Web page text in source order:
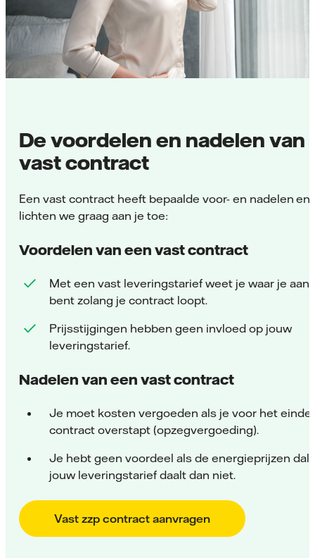
De voordelen en nadelen van
vast contract
Een vast contract heeft bepaalde voor- en nadelen en
lichten we graag aan je toe:
Voordelen van een vast contract
Met een vast leveringstarief weet je waar je aan
bent zolang je contract loopt.
Prijsstijgingen hebben geen invloed op jouw
leveringstarief.
Nadelen van een vast contract
Je moet kosten vergoeden als je voor het einde
contract overstapt (opzegvergoeding).
Je hebt geen voordeel als de energieprijzen
jouw leveringstarief daalt dan niet.
Vast zzp contract aanvragen